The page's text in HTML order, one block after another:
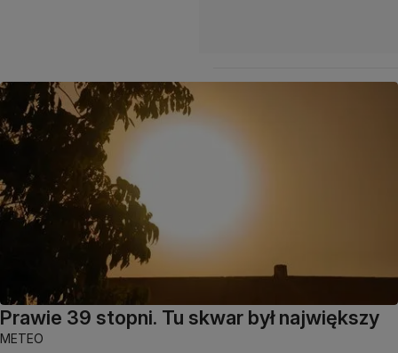
Prawie 39 stopni. Tu skwar był największy
METEO